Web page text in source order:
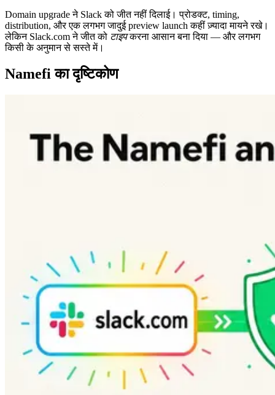
Domain upgrade ने Slack को जीत नहीं दिलाई। प्रोडक्ट, timing,
distribution, और एक लगभग जादुई preview launch कहीं ज़्यादा मायने रखे।
लेकिन Slack.com ने जीत को टाइपकरना आसान बना दिया — और लगभग
किसी के अनुमान से सस्ते में।
Namefi का दृष्टिकोण